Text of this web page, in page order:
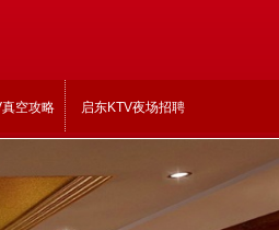
空攻略 启东KTV夜场招聘